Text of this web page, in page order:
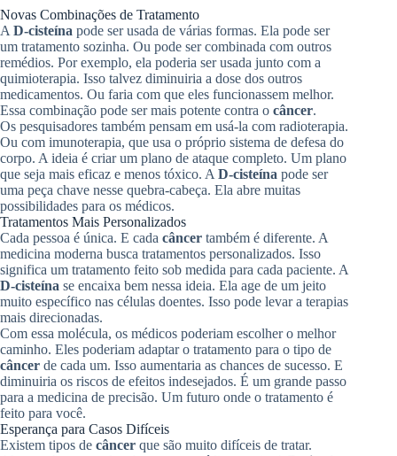
Novas Combinações de Tratamento
A D-cisteína pode ser usada de várias formas. Ela pode ser
um tratamento sozinha. Ou pode ser combinada com outros
remédios. Por exemplo, ela poderia ser usada junto com a
quimioterapia. Isso talvez diminuiria a dose dos outros
medicamentos. Ou faria com que eles funcionassem melhor.
Essa combinação pode ser mais potente contra o câncer.
Os pesquisadores também pensam em usá-la com radioterapia.
Ou com imunoterapia, que usa o próprio sistema de defesa do
corpo. A ideia é criar um plano de ataque completo. Um plano
que seja mais eficaz e menos tóxico. A D-cisteína pode ser
uma peça chave nesse quebra-cabeça. Ela abre muitas
possibilidades para os médicos.
Tratamentos Mais Personalizados
Cada pessoa é única. E cada câncer também é diferente. A
medicina moderna busca tratamentos personalizados. Isso
significa um tratamento feito sob medida para cada paciente. A
D-cisteína se encaixa bem nessa ideia. Ela age de um jeito
muito específico nas células doentes. Isso pode levar a terapias
mais direcionadas.
Com essa molécula, os médicos poderiam escolher o melhor
caminho. Eles poderiam adaptar o tratamento para o tipo de
câncer de cada um. Isso aumentaria as chances de sucesso. E
diminuiria os riscos de efeitos indesejados. É um grande passo
para a medicina de precisão. Um futuro onde o tratamento é
feito para você.
Esperança para Casos Difíceis
Existem tipos de câncer que são muito difíceis de tratar.